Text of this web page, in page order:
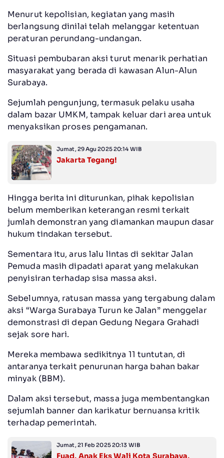
Menurut kepolisian, kegiatan yang masih
berlangsung dinilai telah melanggar ketentuan
peraturan perundang-undangan.
Situasi pembubaran aksi turut menarik perhatian
masyarakat yang berada di kawasan Alun-Alun
Surabaya.
Sejumlah pengunjung, termasuk pelaku usaha
dalam bazar UMKM, tampak keluar dari area untuk
menyaksikan proses pengamanan.
Jumat, 29 Agu 2025 20:14 WIB
Jakarta Tegang!
Hingga berita ini diturunkan, pihak kepolisian
belum memberikan keterangan resmi terkait
jumlah demonstran yang diamankan maupun dasar
hukum tindakan tersebut.
Sementara itu, arus lalu lintas di sekitar Jalan
Pemuda masih dipadati aparat yang melakukan
penyisiran terhadap sisa massa aksi.
Sebelumnya, ratusan massa yang tergabung dalam
aksi “Warga Surabaya Turun ke Jalan” menggelar
demonstrasi di depan Gedung Negara Grahadi
sejak sore hari.
Mereka membawa sedikitnya 11 tuntutan, di
antaranya terkait penurunan harga bahan bakar
minyak (BBM).
Dalam aksi tersebut, massa juga membentangkan
sejumlah banner dan karikatur bernuansa kritik
terhadap pemerintah.
Jumat, 21 Feb 2025 20:13 WIB
Fuad, Anak Eks Wali Kota Surabaya,